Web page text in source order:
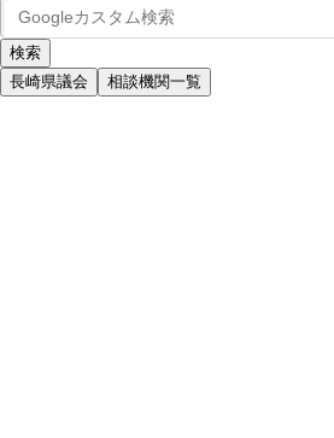
長崎県議会 相談機関一覧